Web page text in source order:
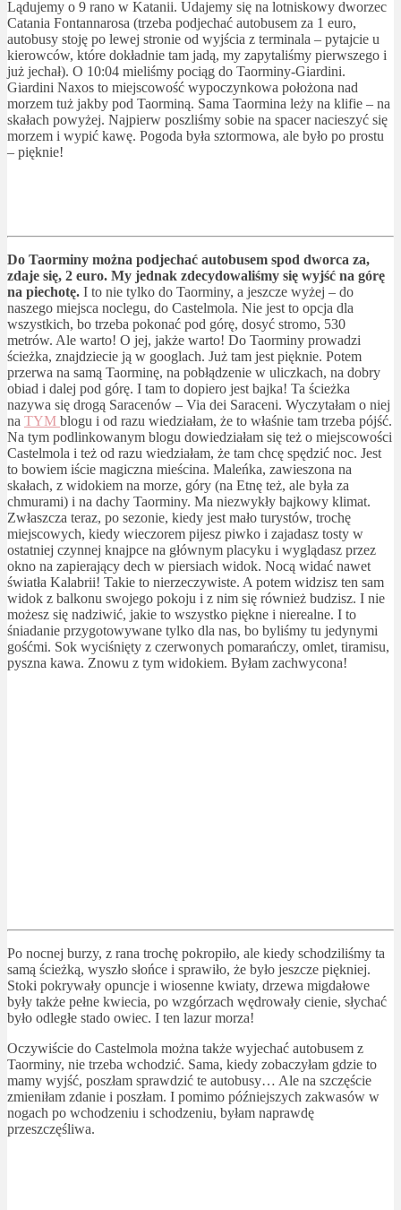
Lądujemy o 9 rano w Katanii. Udajemy się na lotniskowy dworzec
Catania Fontannarosa (trzeba podjechać autobusem za 1 euro,
autobusy stoję po lewej stronie od wyjścia z terminala – pytajcie u
kierowców, które dokładnie tam jadą, my zapytaliśmy pierwszego i
już jechał). O 10:04 mieliśmy pociąg do Taorminy-Giardini.
Giardini Naxos to miejscowość wypoczynkowa położona nad
morzem tuż jakby pod Taorminą. Sama Taormina leży na klifie – na
skałach powyżej. Najpierw poszliśmy sobie na spacer nacieszyć się
morzem i wypić kawę. Pogoda była sztormowa, ale było po prostu
– pięknie!
Do Taorminy można podjechać autobusem spod dworca za,
zdaje się, 2 euro. My jednak zdecydowaliśmy się wyjść na górę
na piechotę. I to nie tylko do Taorminy, a jeszcze wyżej – do
naszego miejsca noclegu, do Castelmola. Nie jest to opcja dla
wszystkich, bo trzeba pokonać pod górę, dosyć stromo, 530
metrów. Ale warto! O jej, jakże warto! Do Taorminy prowadzi
ścieżka, znajdziecie ją w googlach. Już tam jest pięknie. Potem
przerwa na samą Taorminę, na pobłądzenie w uliczkach, na dobry
obiad i dalej pod górę. I tam to dopiero jest bajka! Ta ścieżka
nazywa się drogą Saracenów – Via dei Saraceni. Wyczytałam o niej
na TYM blogu i od razu wiedziałam, że to właśnie tam trzeba pójść.
Na tym podlinkowanym blogu dowiedziałam się też o miejscowości
Castelmola i też od razu wiedziałam, że tam chcę spędzić noc. Jest
to bowiem iście magiczna mieścina. Maleńka, zawieszona na
skałach, z widokiem na morze, góry (na Etnę też, ale była za
chmurami) i na dachy Taorminy. Ma niezwykły bajkowy klimat.
Zwłaszcza teraz, po sezonie, kiedy jest mało turystów, trochę
miejscowych, kiedy wieczorem pijesz piwko i zajadasz tosty w
ostatniej czynnej knajpce na głównym placyku i wyglądasz przez
okno na zapierający dech w piersiach widok. Nocą widać nawet
światła Kalabrii! Takie to nierzeczywiste. A potem widzisz ten sam
widok z balkonu swojego pokoju i z nim się również budzisz. I nie
możesz się nadziwić, jakie to wszystko piękne i nierealne. I to
śniadanie przygotowywane tylko dla nas, bo byliśmy tu jedynymi
gośćmi. Sok wyciśnięty z czerwonych pomarańczy, omlet, tiramisu,
pyszna kawa. Znowu z tym widokiem. Byłam zachwycona!
Po nocnej burzy, z rana trochę pokropiło, ale kiedy schodziliśmy ta
samą ścieżką, wyszło słońce i sprawiło, że było jeszcze piękniej.
Stoki pokrywały opuncje i wiosenne kwiaty, drzewa migdałowe
były także pełne kwiecia, po wzgórzach wędrowały cienie, słychać
było odległe stado owiec. I ten lazur morza!
Oczywiście do Castelmola można także wyjechać autobusem z
Taorminy, nie trzeba wchodzić. Sama, kiedy zobaczyłam gdzie to
mamy wyjść, poszłam sprawdzić te autobusy… Ale na szczęście
zmieniłam zdanie i poszłam. I pomimo późniejszych zakwasów w
nogach po wchodzeniu i schodzeniu, byłam naprawdę
przeszczęśliwa.